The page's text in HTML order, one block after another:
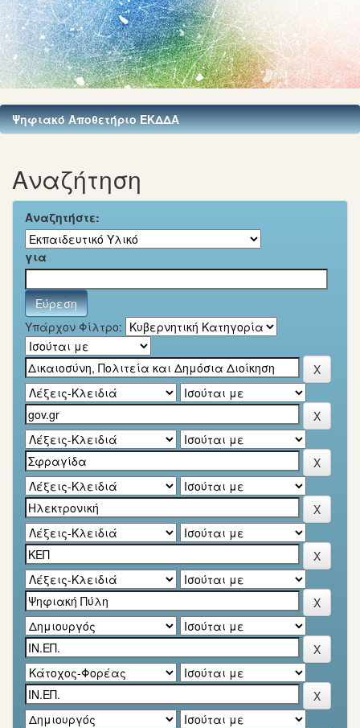
Ψηφιακό Αποθετήριο ΕΚΔΔΑ
Αναζήτηση
Αναζητήστε:
για
Υπάρχον Φίλτρο: